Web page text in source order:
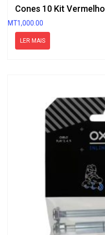
Cones 10 Kit Vermelho
MT1,000.00
LER MAIS